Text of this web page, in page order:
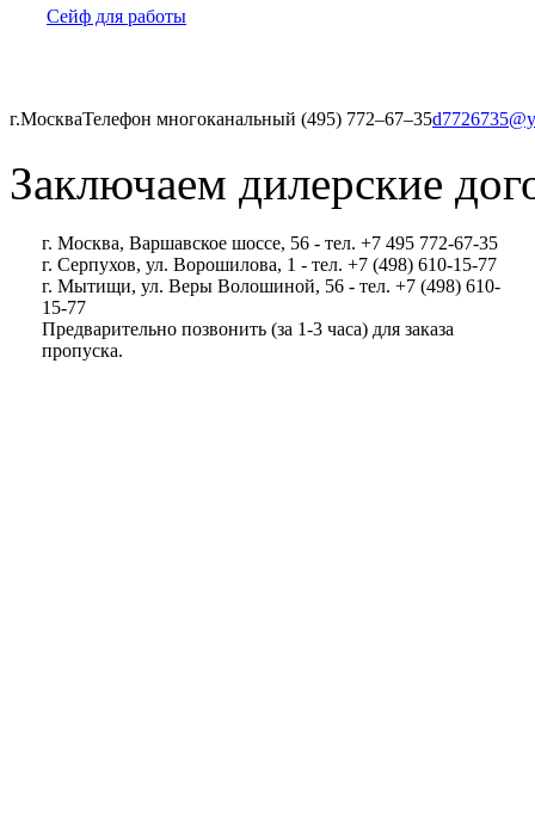
Сейф для работы
г.МоскваТелефон многоканальный (495) 772‒67‒35
Заключаем дилерские
г. Москва, Варшавское шоссе, 56 - тел. +7 495 772-67-35
г. Серпухов, ул. Ворошилова, 1 - тел. +7 (498) 610-15-77
г. Мытищи, ул. Веры Волошиной, 56 - тел. +7 (498) 610-
15-77
Предварительно позвонить (за 1-3 часа) для заказа
пропуска.